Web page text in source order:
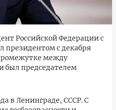
Российской Федерации с
президентом с декабря
между
был председателем
в Ленинграде, СССР. С